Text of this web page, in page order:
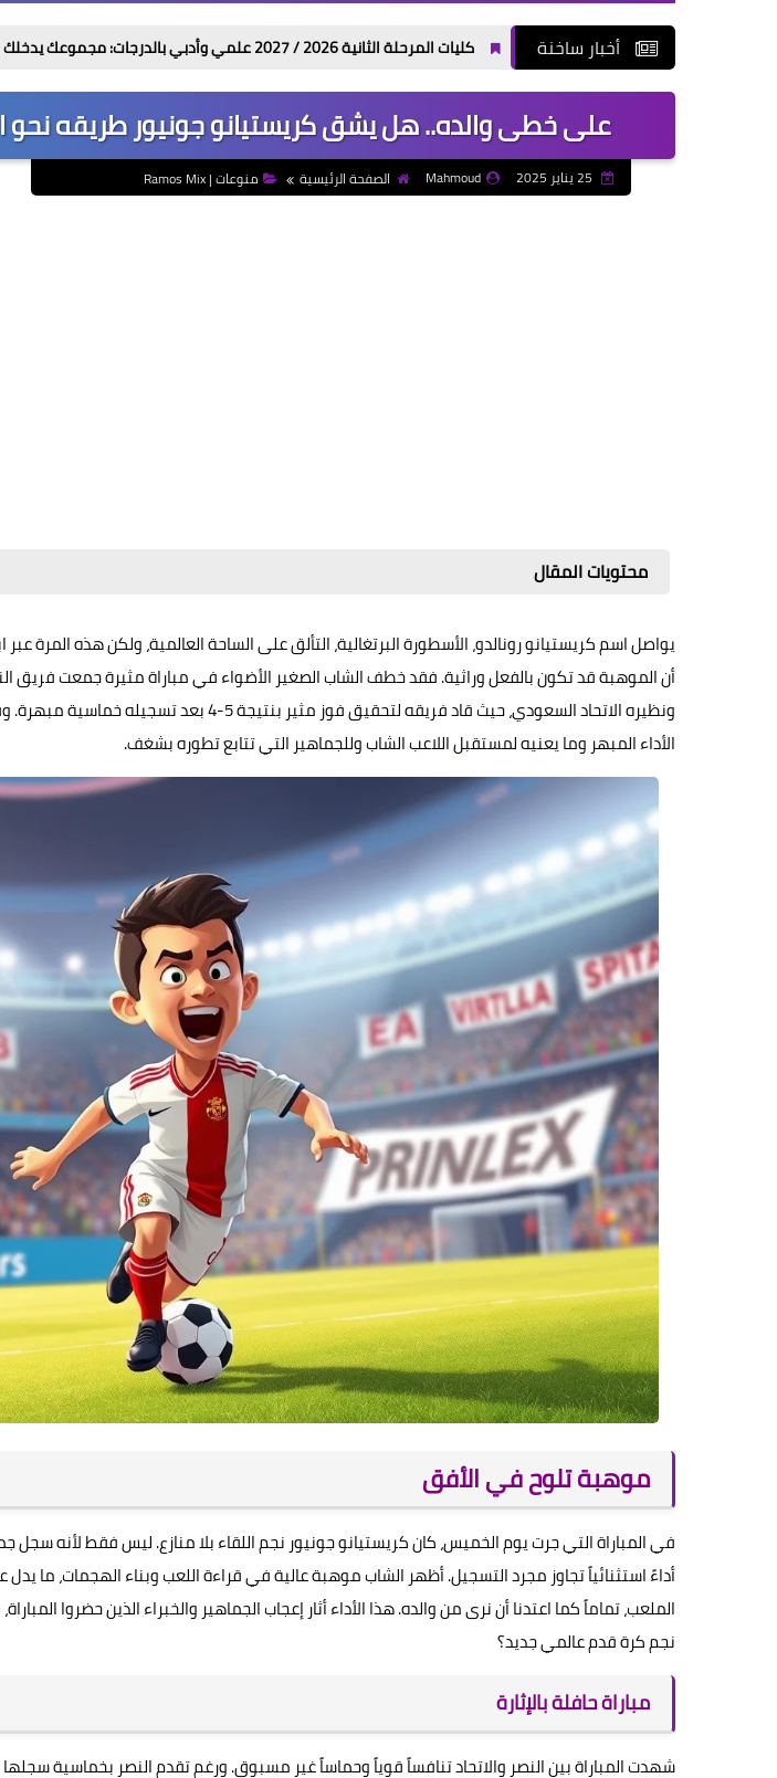
أخبار ساخنةكليات المرحلة الثانية 2026 / 2027 علمي وأدبي بالدرجات: مجموعك يدخلك إيه؟
على خطى والده.. هل يشق كريستيانو جونيور طريقه نحو
Mahmoud الصفحة الرئيسية منوعات | Ramos Mix
محتويات المقال
يواصل اسم كريستيانو رونالدو، الأسطورة البرتغالية، التألق على الساحة العالمية، ولكن هذه المرة
ونظيره الاتحاد السعودي، حيث قاد فريقه لتحقيق فوز مثير
الأداء المبهر وما يعنيه لمستقبل اللاعب الشاب وللجماهير التي تتابع تطوره بشغف.
موهبة تلوح في الأفق
في المباراة التي جرت يوم الخميس، كان كريستيانو جونيور نجم اللقاء بلا منازع. ليس فقط لأنه سجل
أداءً استثنائياً تجاوز مجرد التسجيل. أظهر الشاب موهبة عالية في قراءة اللعب وبناء الهجمات، ما
الملعب، تماماً كما اعتدنا أن نرى من والده. هذا الأداء أثار إعجاب الجماهير والخبراء الذين حضروا
نجم كرة قدم عالمي جديد؟
مباراة حافلة بالإثارة
شهدت المباراة بين النصر والاتحاد تنافساً قوياً وحماساً غير مسبوق. ورغم تقدم النصر بخماسية سجلها